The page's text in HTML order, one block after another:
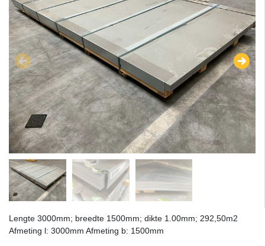
Lengte 3000mm; breedte 1500mm; dikte 1.00mm; 292,50m2
Afmeting l: 3000mm Afmeting b: 1500mm